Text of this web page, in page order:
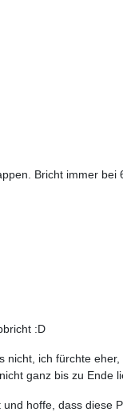
Bricht immer
:D
nicht, ich fürchte
ganz bis zu Ende
hoffe, dass diese